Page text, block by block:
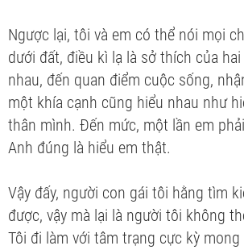
Ngược lại, tôi và em có thể nói mọi
dưới đất, điều kì lạ là sở thích của
nhau, đến quan điểm cuộc sống,
một khía cạnh cũng hiểu nhau như
thân mình. Đến mức, một lần em
Anh đúng là hiểu em thật.
Vậy đấy, người con gái tôi hằng tìm
được, vậy mà lại là người tôi không
Tôi đi làm với tâm trạng cực kỳ